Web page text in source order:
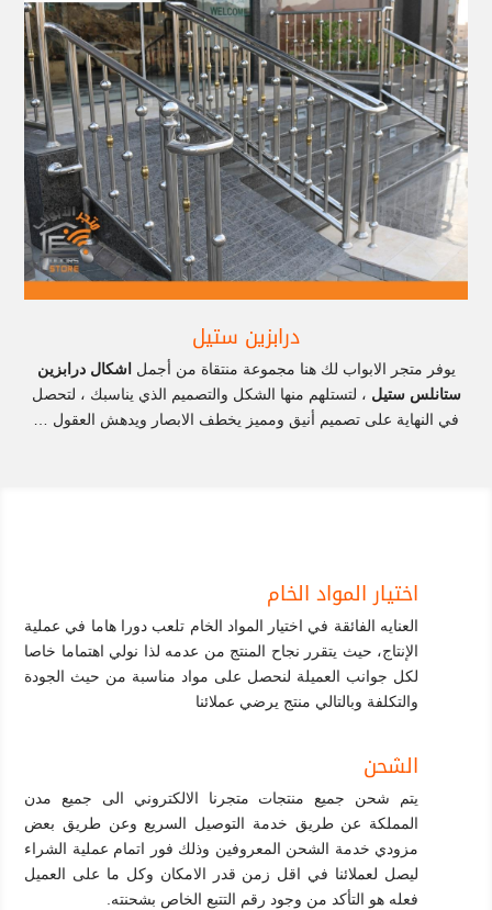
درابزين ستيل
يوفر متجر الابواب لك هنا مجموعة منتقاة من أجمل اشكال درابزين
ستانلس ستيل ، لتستلهم منها الشكل والتصميم الذي يناسبك ، لتحصل
في النهاية على تصميم أنيق ومميز يخطف الابصار ويدهش العقول …
اختيار المواد الخام
العنايه الفائقة في اختيار المواد الخام تلعب دورا هاما في عملية
الإنتاج، حيث يتقرر نجاح المنتج من عدمه لذا نولي اهتماما خاصا
لكل جوانب العميلة لنحصل على مواد مناسبة من حيث الجودة
والتكلفة وبالتالي منتج يرضي عملائنا
الشحن
يتم شحن جميع منتجات متجرنا الالكتروني الى جميع مدن
المملكة عن طريق خدمة التوصيل السريع وعن طريق بعض
مزودي خدمة الشحن المعروفين وذلك فور اتمام عملية الشراء
ليصل لعملائنا في اقل زمن قدر الامكان وكل ما على العميل
فعله هو التأكد من وجود رقم التتبع الخاص بشحنته.